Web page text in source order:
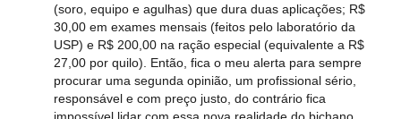
(soro, equipo e agulhas) que dura duas aplicações; R$
30,00 em exames mensais (feitos pelo laboratório da
USP) e R$ 200,00 na ração especial (equivalente a R$
27,00 por quilo). Então, fica o meu alerta para sempre
procurar uma segunda opinião, um profissional sério,
responsável e com preço justo, do contrário fica